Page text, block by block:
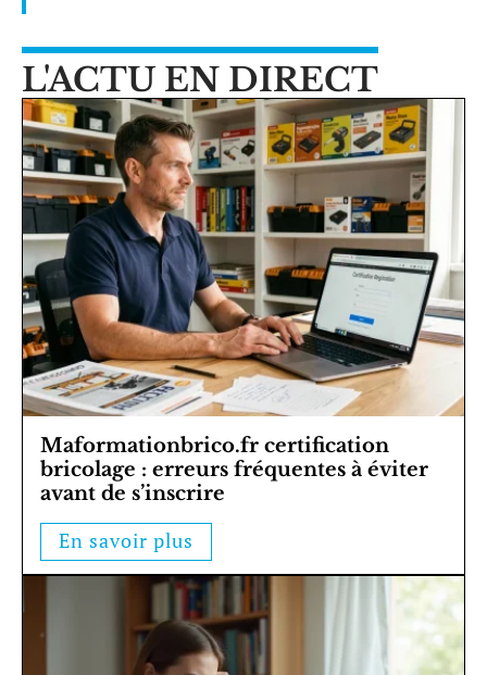
L'ACTU EN DIRECT
Maformationbrico.fr certification
bricolage : erreurs fréquentes à éviter
avant de s’inscrire
En savoir plus